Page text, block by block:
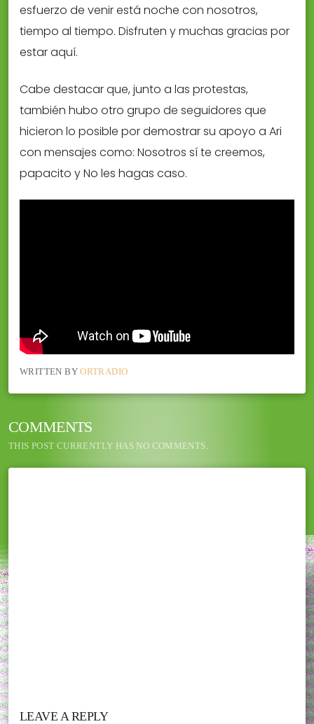
esfuerzo de venir está noche con nosotros,
tiempo al tiempo. Disfruten y muchas gracias por
estar aquí.
Cabe destacar que, junto a las protestas,
también hubo otro grupo de seguidores que
hicieron lo posible por demostrar su apoyo a Ari
con mensajes como: Nosotros sí te creemos,
papacito y No les hagas caso.
WRITTEN BYORTRADIO
COMMENTS
THIS POST CURRENTLY HAS NO COMMENTS.
LEAVE A REPLY